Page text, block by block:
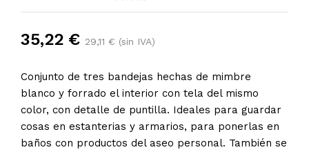
35,22 € 29,11 € (sin IVA)
Conjunto de tres bandejas hechas de mimbre
blanco y forrado el interior con tela del mismo
color, con detalle de puntilla. Ideales para guardar
cosas en estanterias y armarios, para ponerlas en
baños con productos del aseo personal. También se